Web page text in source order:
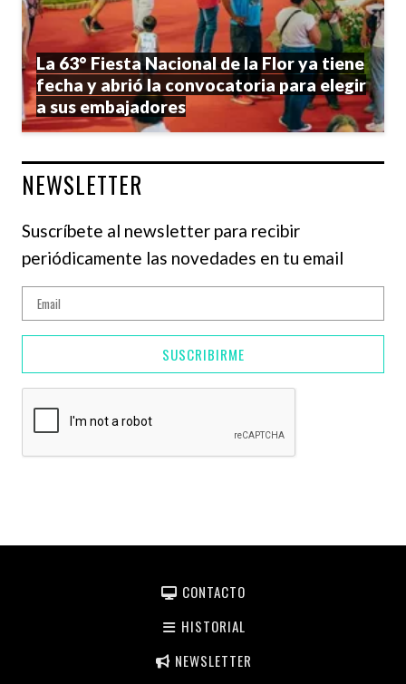
La 63° Fiesta Nacional de la Flor ya tiene
fecha y abrió la convocatoria para elegir
a sus embajadores
NEWSLETTER
Suscríbete al newsletter para recibir
periódicamente las novedades en tu email
SUSCRIBIRME
CONTACTO
HISTORIAL
NEWSLETTER